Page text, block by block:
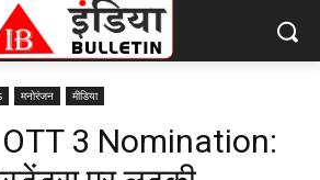
मनोरंजन मीडिया
3 Nomination: